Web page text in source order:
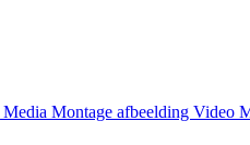
Media Montage afbeelding Video